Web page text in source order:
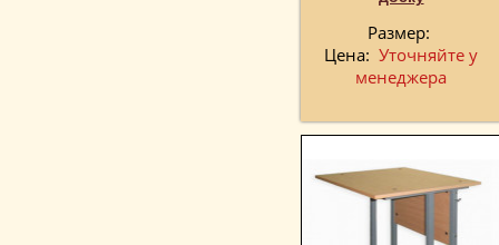
Размер:
Цена: Уточняйте у
менеджера